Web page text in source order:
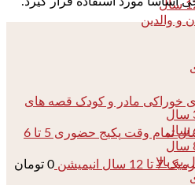
و والدین
مادر و کودک قصه های
پکیج حضوری 5 تا 6
سال انیمیشن
0 تومان